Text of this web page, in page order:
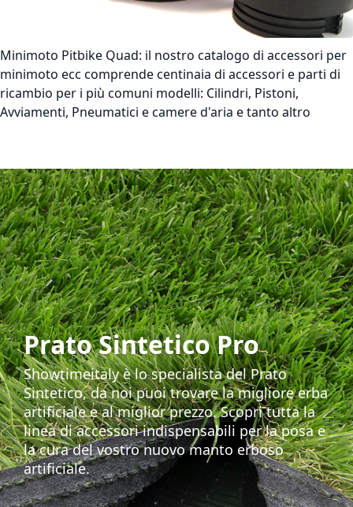
Minimoto Pitbike Quad: il nostro catalogo di accessori per
minimoto ecc comprende centinaia di accessori e parti di
ricambio per i più comuni modelli: Cilindri, Pistoni,
Avviamenti, Pneumatici e camere d'aria e tanto altro
Prato Sintetico Pro
Showtimeitaly è lo specialista del Prato
Sintetico, da noi puoi trovare la migliore erba
artificiale e al miglior prezzo. Scopri tutta la
linea di accessori indispensabili per la posa e
la cura del vostro nuovo manto erboso
artificiale.